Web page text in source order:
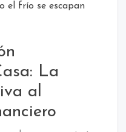
el frío se escapan
La
al